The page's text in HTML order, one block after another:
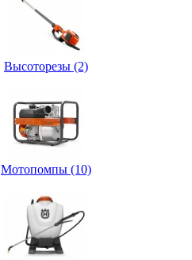
Высоторезы (2)
Мотопомпы (10)